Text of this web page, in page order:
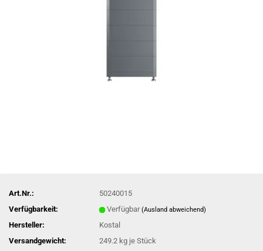
Art.Nr.:
50240015
Verfügbarkeit:
Verfügbar(Ausland abweichend)
Hersteller:
Kostal
Versandgewicht:
249.2 kg je Stück